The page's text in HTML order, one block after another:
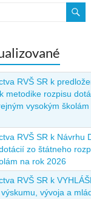
RVŠ SR k
metodike rozpisu
vysokým
RVŠ SR k Návrhu
zo štátneho
na rok 2026
RVŠ SR k
vývoja a